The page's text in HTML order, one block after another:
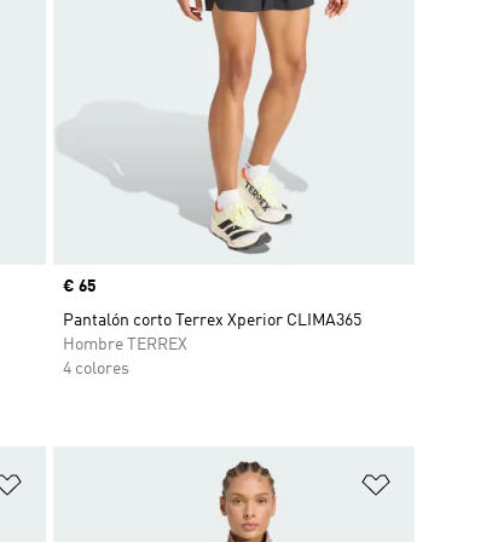
Precio
€ 65
Pantalón corto Terrex Xperior CLIMA365
Hombre TERREX
4 colores
Añadir a la lista de deseos